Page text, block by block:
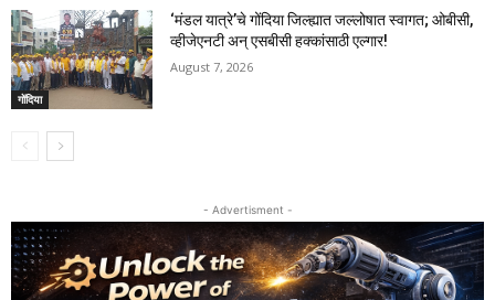
गोंदिया
‘मंडल यात्रे’चे गोंदिया जिल्ह्यात जल्लोषात स्वागत; ओबीसी,
व्हीजेएनटी अन् एसबीसी हक्कांसाठी एल्गार!
August 7, 2026
- Advertisment -